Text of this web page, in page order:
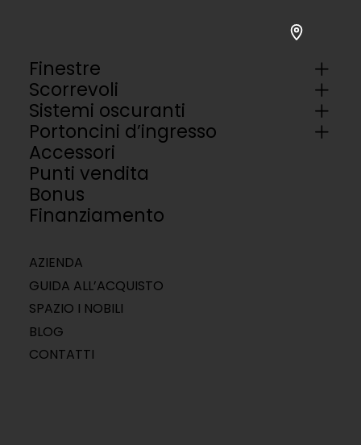
Finestre
Scorrevoli
Sistemi oscuranti
Portoncini d’ingresso
Accessori
Punti vendita
Bonus
Finanziamento
AZIENDA
GUIDA ALL’ACQUISTO
SPAZIO I NOBILI
BLOG
CONTATTI